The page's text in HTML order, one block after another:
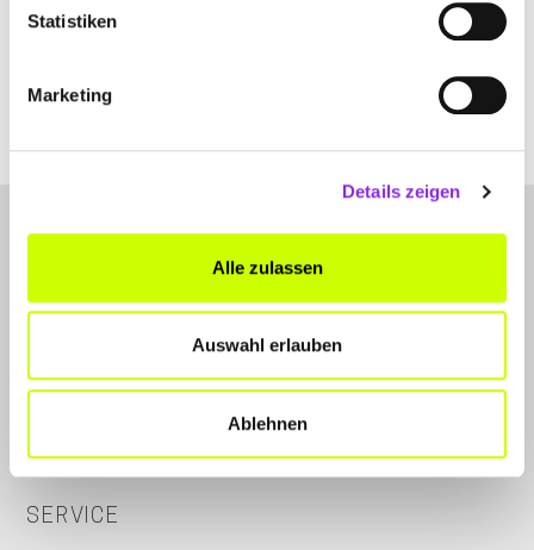
Statistiken
Marketing
Details zeigen
Alle zulassen
Auswahl erlauben
Ablehnen
clas-brandschutztechnik-gmbh-co-kg.weblocator.de
LET'S CONNECT
Instagram
SERVICE